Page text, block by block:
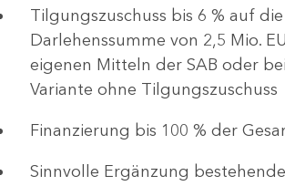
Tilgungszuschuss bis 6 % auf
Darlehenssumme von 2,5 Mio.
eigenen Mitteln der SAB oder
Variante ohne Tilgungszuschuss
Finanzierung bis 100 % der
Sinnvolle Ergänzung